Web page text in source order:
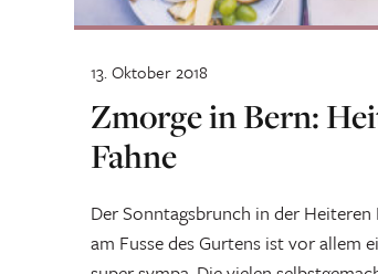
Zmorge in Bern:
Fahne
Der Sonntagsbrunch in der Heiteren
am Fusse des Gurtens ist vor allem
13. Oktober 2018